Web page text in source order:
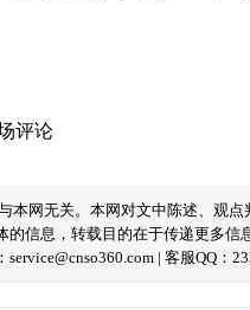
评论
本网无关。本网对文中陈述、观
的信息，转载目的在于传递更多
| 客服QQ：